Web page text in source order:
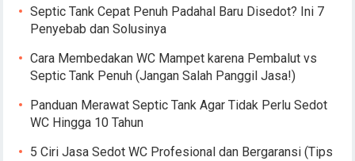
Septic Tank Cepat Penuh Padahal Baru Disedot? Ini 7
Penyebab dan Solusinya
Cara Membedakan WC Mampet karena Pembalut vs
Septic Tank Penuh (Jangan Salah Panggil Jasa!)
Panduan Merawat Septic Tank Agar Tidak Perlu Sedot
WC Hingga 10 Tahun
5 Ciri Jasa Sedot WC Profesional dan Bergaransi (Tips